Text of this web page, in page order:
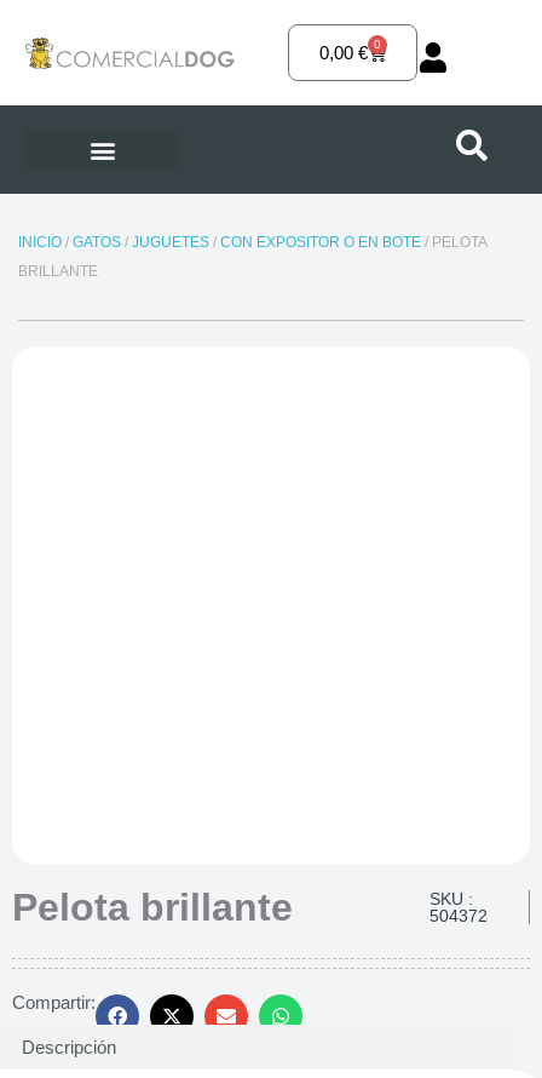
contenido
0,00€ 0
Carrito
INICIO/ GATOS/ JUGUETES/ CON EXPOSITOR O EN BOTE/ PELOTA
BRILLANTE
Pelota brillante
SKU :
504372
Compartir:
Descripción